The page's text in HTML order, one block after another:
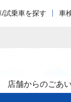
/試乗車を探す 車
店舗からのごあ